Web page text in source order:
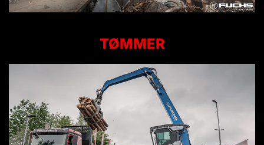
TØMMER